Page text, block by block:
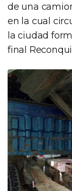
de una
en la cual
la ciudad
final